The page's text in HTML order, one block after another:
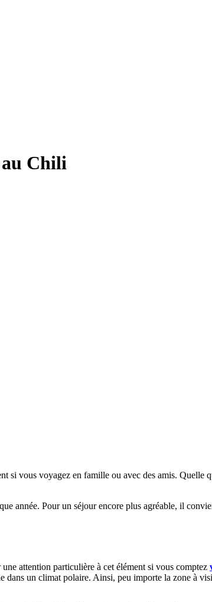
au Chili
vous voyagez en famille ou avec des amis. Quelle
année. Pour un séjour encore plus agréable, il
attention particulière à cet élément si vous comptez
un climat polaire. Ainsi, peu importe la zone à